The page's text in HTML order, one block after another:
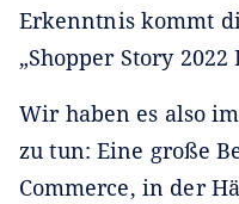
Erkenntnis kommt
„Shopper Story 2022
Wir haben es also
zu tun: Eine große
Commerce, in der